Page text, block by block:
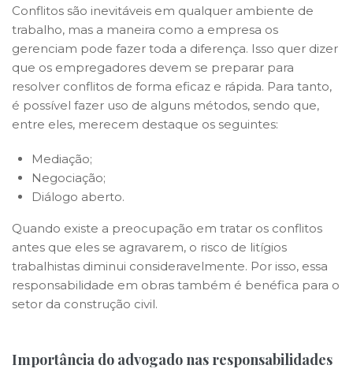
Conflitos são inevitáveis em qualquer ambiente de
trabalho, mas a maneira como a empresa os
gerenciam pode fazer toda a diferença. Isso quer dizer
que os empregadores devem se preparar para
resolver conflitos de forma eficaz e rápida. Para tanto,
é possível fazer uso de alguns métodos, sendo que,
entre eles, merecem destaque os seguintes:
Mediação;
Negociação;
Diálogo aberto.
Quando existe a preocupação em tratar os conflitos
antes que eles se agravarem, o risco de litígios
trabalhistas diminui consideravelmente. Por isso, essa
responsabilidade em obras também é benéfica para o
setor da construção civil.
Importância do advogado nas responsabilidades